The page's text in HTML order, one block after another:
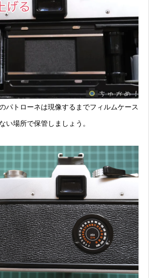
パトローネは現像するまでフィルムケース
い場所で保管しましょう。